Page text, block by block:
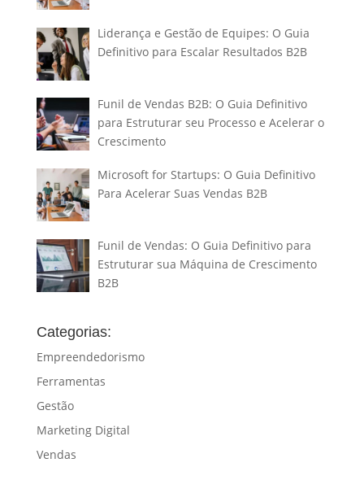
Liderança e Gestão de Equipes: O Guia
Definitivo para Escalar Resultados B2B
Funil de Vendas B2B: O Guia Definitivo
para Estruturar seu Processo e Acelerar o
Crescimento
Microsoft for Startups: O Guia Definitivo
Para Acelerar Suas Vendas B2B
Funil de Vendas: O Guia Definitivo para
Estruturar sua Máquina de Crescimento
B2B
Categorias:
Empreendedorismo
Ferramentas
Gestão
Marketing Digital
Vendas